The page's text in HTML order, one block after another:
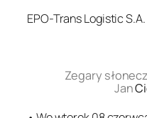
EPO-Trans Logistic
Zegary
Jan